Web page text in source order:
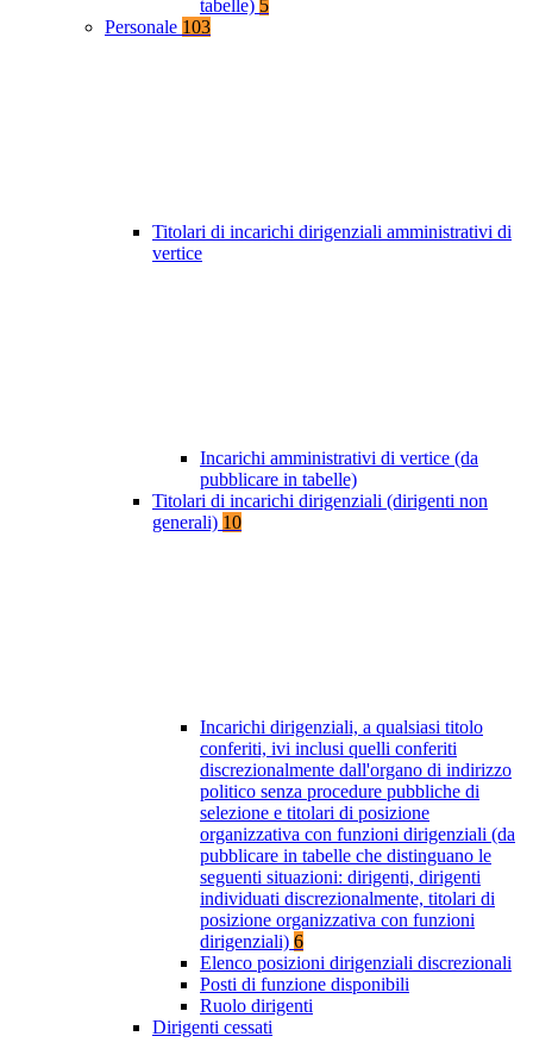
tabelle) 5
Personale 103
Titolari di incarichi dirigenziali amministrativi di
vertice
Incarichi amministrativi di vertice (da
pubblicare in tabelle)
Titolari di incarichi dirigenziali (dirigenti non
generali) 10
Incarichi dirigenziali, a qualsiasi titolo
conferiti, ivi inclusi quelli conferiti
discrezionalmente dall'organo di indirizzo
politico senza procedure pubbliche di
selezione e titolari di posizione
organizzativa con funzioni dirigenziali (da
pubblicare in tabelle che distinguano le
seguenti situazioni: dirigenti, dirigenti
individuati discrezionalmente, titolari di
posizione organizzativa con funzioni
dirigenziali) 6
Elenco posizioni dirigenziali discrezionali
Posti di funzione disponibili
Ruolo dirigenti
Dirigenti cessati